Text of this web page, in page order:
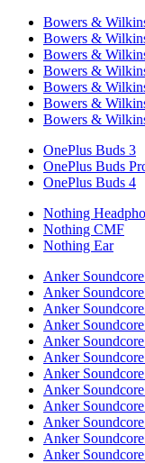
Bowers &
Bowers &
Bowers &
Bowers &
Bowers &
Bowers &
Bowers &
OnePlus Buds 3
OnePlus Buds
OnePlus Buds 4
Nothing
Nothing CMF
Nothing Ear
Anker
Anker
Anker
Anker
Anker
Anker
Anker
Anker
Anker
Anker
Anker
Anker